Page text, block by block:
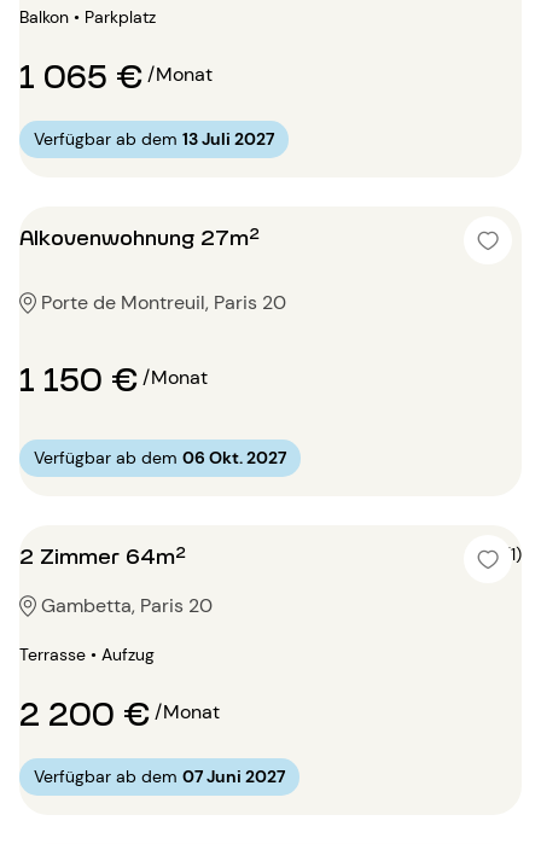
Balkon • Parkplatz
1 065 €/Monat
Verfügbar ab dem 13 Juli 2027
Alkovenwohnung 27m²
Porte de Montreuil, Paris 20
1 150 €/Monat
Verfügbar ab dem 06 Okt. 2027
2 Zimmer 64m² 5 (1)
Gambetta, Paris 20
Terrasse • Aufzug
2 200 €/Monat
Verfügbar ab dem 07 Juni 2027